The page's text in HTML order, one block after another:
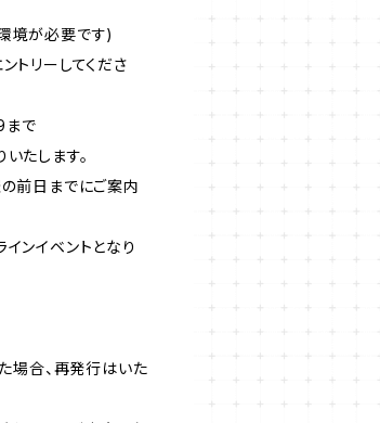
境が必要です)
トリーしてくださ
まで
たします。
前日までにご案内
ンイベントとなり
た場合、再発行はいた